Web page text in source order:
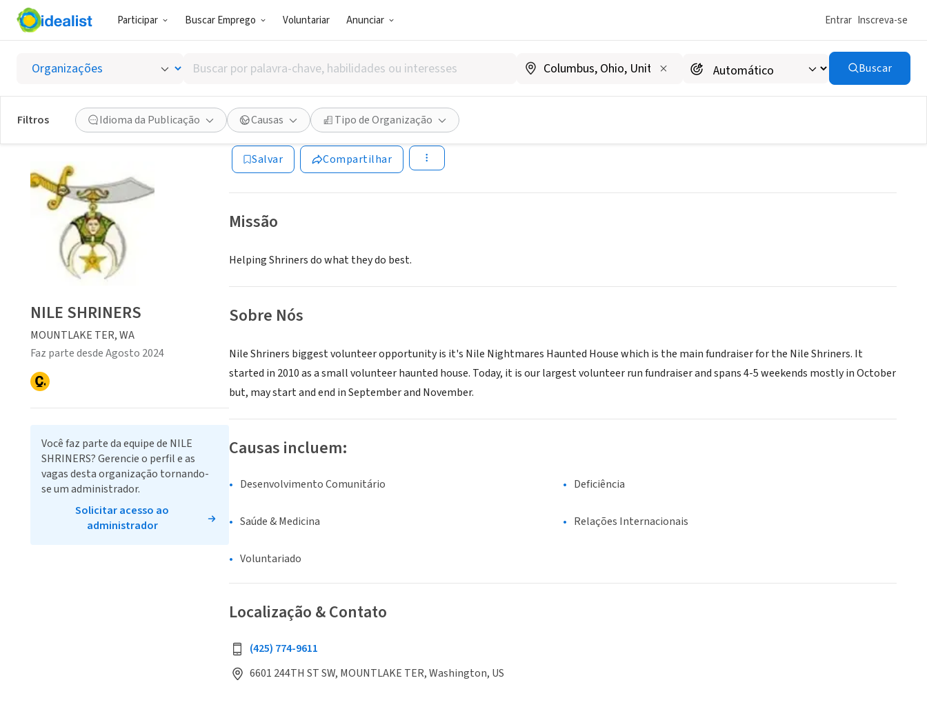
Participar Buscar Emprego Voluntariar Anunciar Entrar Inscreva-se
Buscar
por
palavra-
chave,
habilidades
ou
interesses
Buscar
Filtros Idioma da Publicação Causas Tipo de Organização
NILE SHRINERS
MOUNTLAKE TER, WA|nileshriners.org
Salvar Compartilhar
Missão
Helping Shriners do what they do best.
Sobre Nós
Nile Shriners biggest volunteer opportunity is it's Nile Nightmares Haunted House which is the main fundraiser for the Nile Shriners. It
started in 2010 as a small volunteer haunted house. Today, it is our largest volunteer run fundraiser and spans 4-5 weekends mostly in October
but, may start and end in September and November.
Causas incluem:
Desenvolvimento Comunitário Deficiência
Saúde & Medicina Relações Internacionais
Voluntariado
Localização & Contato
(425) 774-9611
6601 244TH ST SW, MOUNTLAKE TER, Washington, US
NILE SHRINERS
MOUNTLAKE TER, WA
Faz parte desde Agosto 2024
Você faz parte da equipe de NILE
SHRINERS? Gerencie o perfil e as
vagas desta organização tornando-
se um administrador.
Solicitar acesso ao
administrador